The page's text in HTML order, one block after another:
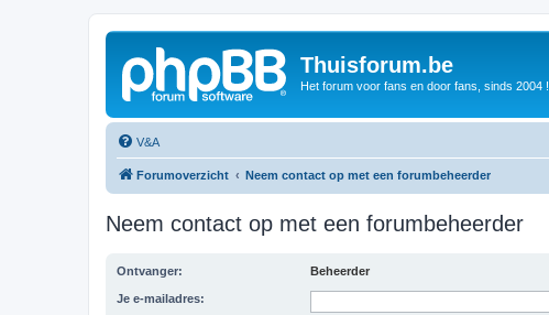
Thuisforum.be
Het forum voor fans en door fans, sinds 2004 !
V&A
Forumoverzicht Neem contact op met een forumbeheerder
Neem contact op met een forumbeheerder
Ontvanger: Beheerder
Je e-mailadres: